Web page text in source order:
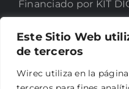
Este Sitio Web
de terceros
Wirec utiliza en la
Financiado por KIT